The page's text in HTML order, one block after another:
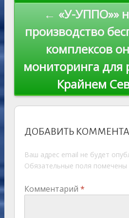
← «У-УППО»»
производство
комплексов
мониторинга для
Крайнем
ДОБАВИТЬ
Ваш адрес email не будет
Обязательные поля помечены
Комментарий *